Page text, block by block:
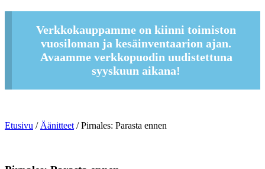
Verkkokauppamme on kiinni toimiston
vuosiloman ja kesäinventaarion ajan.
Avaamme verkkopuodin uudistettuna
syyskuun aikana!
Etusivu /Äänitteet/ Pirnales: Parasta ennen